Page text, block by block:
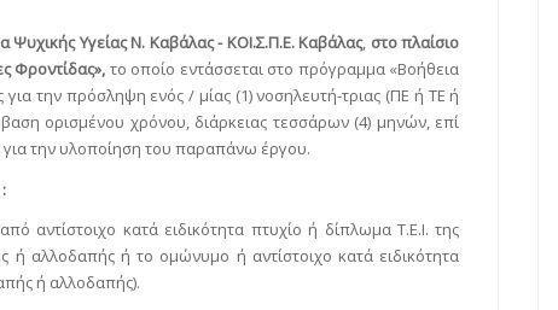
Ψυχικής Υγείας Ν. Καβάλας - ΚΟΙ.Σ.Π.Ε. Καβάλας, στο πλαίσιο
Φροντίδας», το οποίο εντάσσεται στο πρόγραμμα «Βοήθεια
την πρόσληψη ενός / μίας (1) νοσηλευτή-τριας (ΠΕ ή ΤΕ ή
ορισμένου χρόνου, διάρκειας τεσσάρων (4) μηνών, επί
την υλοποίηση του παραπάνω έργου.
αντίστοιχο κατά ειδικότητα πτυχίο ή δίπλωμα Τ.Ε.Ι. της
ή αλλοδαπής ή το ομώνυμο ή αντίστοιχο κατά ειδικότητα
ή αλλοδαπής).